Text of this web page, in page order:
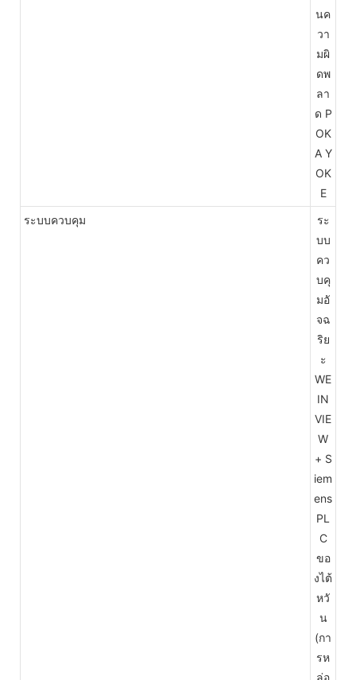
นค
วา
มผิ
ดพ
ลา
ด P
OK
A Y
OK
E
ระบบควบคุม
ระ
บบ
คว
บคุ
มอั
จฉ
ริย
ะ
WE
IN
VIE
W
+ S
iem
ens
PL
C
ขอ
งไต้
หวั
น
(กา
รห
ล่อ